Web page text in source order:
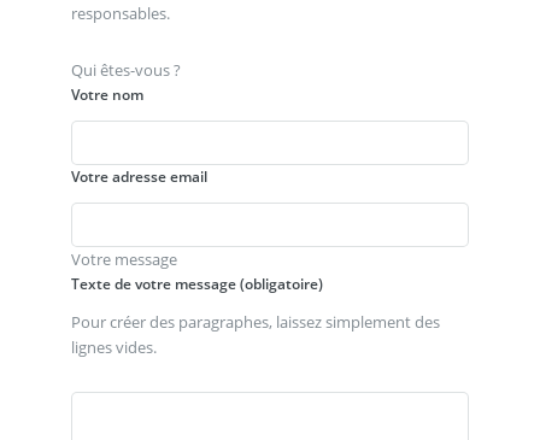
responsables.
Qui êtes-vous ?
Votre nom
Votre adresse email
Votre message
Texte de votre message (obligatoire)
Pour créer des paragraphes, laissez simplement des
lignes vides.